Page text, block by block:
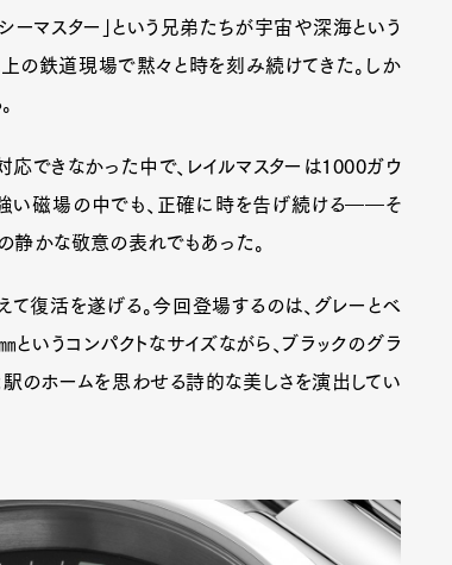
Watch
Fashion
ーマスター」という兄弟たちが宇宙や深海という
の鉄道現場で黙々と時を刻み続けてきた。しか
できなかった中で、レイルマスターは1000ガウ
い磁場の中でも、正確に時を告げ続ける――そ
静かな敬意の表れでもあった。
復活を遂げる。今回登場するのは、グレーとベ
いうコンパクトなサイズながら、ブラックのグラ
のホームを思わせる詩的な美しさを演出してい